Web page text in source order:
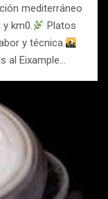
mediterráneo
km0.
Platos
y técnica.
al Eixample…